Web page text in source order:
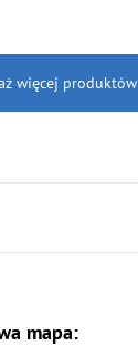
więcej produktów
mapa: